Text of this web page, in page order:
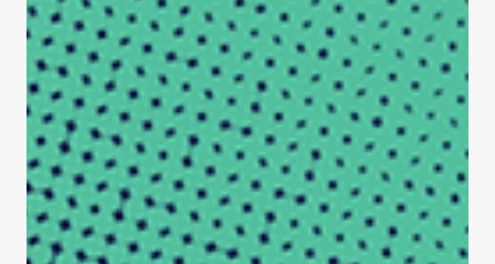
Nouvelle
Séance d'affiches des finissant.e.s
de la maitrise professionnelle en
informatique - IA, Été 2026
Le mercredi 12 avril entre 11h30 et 13h30, dans le hall
d’entrée du pavillon Adrien-Pouliot, venez découvrir 6
projets en IA appliquée réalisés à l’Université Laval! Sous